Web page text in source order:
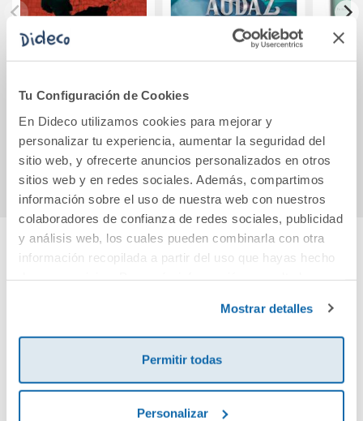
Tu Configuración de Cookies
En Dideco utilizamos cookies para mejorar y
personalizar tu experiencia, aumentar la seguridad del
sitio web, y ofrecerte anuncios personalizados en otros
sitios web y en redes sociales. Además, compartimos
información sobre el uso de nuestra web con nuestros
colaboradores de confianza de redes sociales, publicidad
y análisis web, los cuales pueden combinarla con otra
información recopilada a partir del uso que hayas hecho
Mostrar detalles
Permitir todas
Personalizar
Dios sabrá
19,90€
Comprar
Una promesa
16,95€
Comprar
Cuéntanos tu opinión
¡Sé el primero en valorar este producto!